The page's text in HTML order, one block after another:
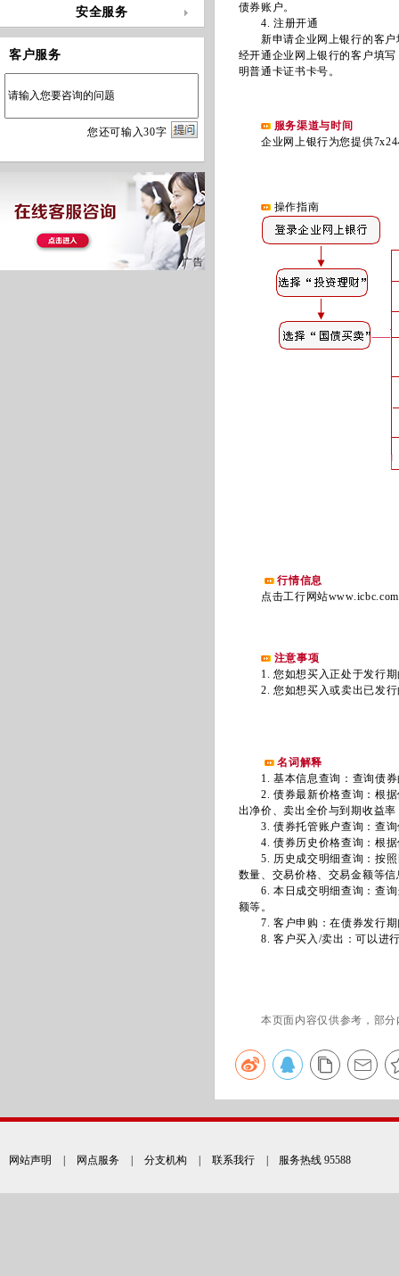
安全服务
客户服务
您还可输入30字
债券账户。
4. 注册开通
新申请企业网上银行的客户
经开通企业网上银行的客户填
明普通卡证书卡号。
服务渠道与时间
企业网上银行为您提供7x24
操作指南
行情信息
点击工行网站
注意事项
1. 您如想买入正处于发行期
2. 您如想买入或卖出已发行
名词解释
1. 基本信息查询：查询债券
2. 债券最新价格查询：根据
出净价、卖出全价与到期收益率
3. 债券托管账户查询：查询
4. 债券历史价格查询：根据
5. 历史成交明细查询：按照
数量、交易价格、交易金额等信
6. 本日成交明细查询：查询
额等。
7. 客户申购：在债券发行期
8. 客户买入/卖出：可以进行
本页面内容仅供参考，部
网站声明 网点服务 分支机构 联系我行 | 服务热线 95588